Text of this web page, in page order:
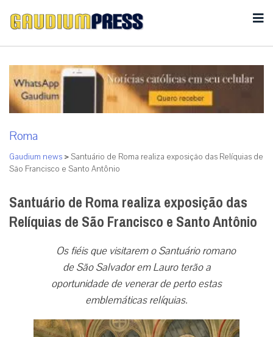
Roma
Gaudium news >Santuário de Roma realiza exposição das Relíquias de
São Francisco e Santo Antônio
Santuário de Roma realiza exposição das
Relíquias de São Francisco e Santo Antônio
Os fiéis que visitarem o Santuário romano
de São Salvador em Lauro terão a
oportunidade de venerar de perto estas
emblemáticas relíquias.